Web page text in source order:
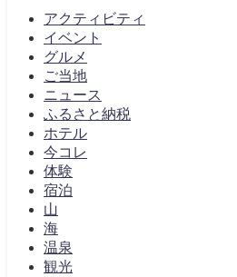
アクティビティ
イベント
グルメ
ご当地
ニュース
ふるさと納税
ホテル
今コレ
体験
宿泊
山
海
温泉
観光